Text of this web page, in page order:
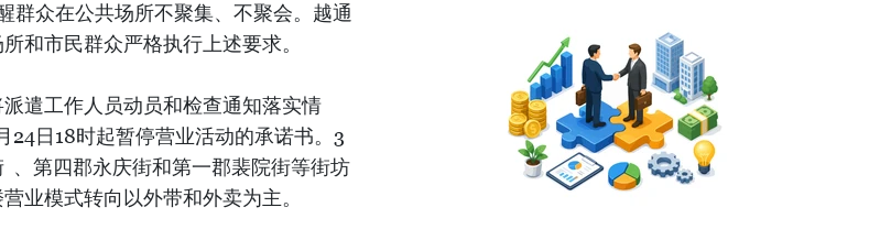
群众在公共场所不聚集、不聚会。越通
和市民群众严格执行上述要求。
遣工作人员动员和检查通知落实情
24日18时起暂停营业活动的承诺书。3
、第四郡永庆街和第一郡裴院街等街坊
业模式转向以外带和外卖为主。